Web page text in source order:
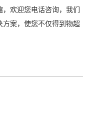
欢迎您电话咨询，我们
案，使您不仅得到物超